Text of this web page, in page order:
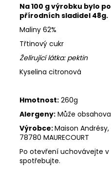
Na 100 g výrobku bylo
přírodních sladidel 48g.
Maliny 62%
Třtinový cukr
Želírující látka: pektin
Kyselina citronová
Hmotnost: 260g
Alergeny: Může
Výrobce:Maison
78780 MAURECOURT
Po otevření uchovávejte
spotřebujte.